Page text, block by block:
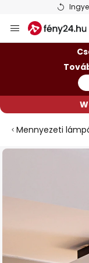
Ugrás
a
Mennyezeti
Ugrás